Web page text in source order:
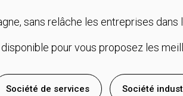
sans relâche les entreprises
pour vous proposez les
Société de services Société